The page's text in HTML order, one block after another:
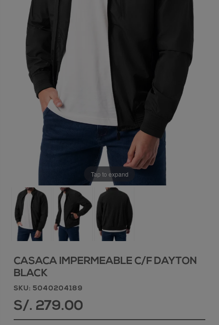
Tap to expand
CASACA IMPERMEABLE C/F DAYTON
BLACK
SKU: 5040204189
S/. 279.00